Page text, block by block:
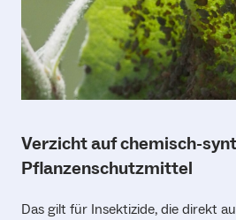
Verzicht auf chemisch-
Pflanzenschutzmittel
Das gilt für Insektizide, die direkt